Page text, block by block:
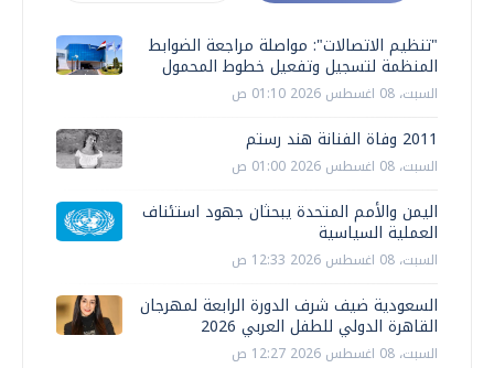
"تنظيم الاتصالات": مواصلة مراجعة الضوابط
المنظمة لتسجيل وتفعيل خطوط المحمول
السبت، 08 اغسطس 2026 01:10 ص
2011 وفاة الفنانة هند رستم
السبت، 08 اغسطس 2026 01:00 ص
اليمن والأمم المتحدة يبحثان جهود استئناف
العملية السياسية
السبت، 08 اغسطس 2026 12:33 ص
السعودية ضيف شرف الدورة الرابعة لمهرجان
القاهرة الدولي للطفل العربي 2026
السبت، 08 اغسطس 2026 12:27 ص